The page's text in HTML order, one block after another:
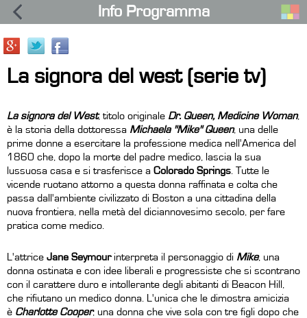
Info Programma
La signora del west (serie tv)
La signora del West, titolo originale Dr. Queen, Medicine Woman,
è la storia della dottoressa Michaela "Mike" Queen, una delle
prime donne a esercitare la professione medica nell'America del
1860 che, dopo la morte del padre medico, lascia la sua
lussuosa casa e si trasferisce a Colorado Springs . Tutte le
vicende ruotano attorno a questa donna raffinata e colta che
passa dall'ambiente civilizzato di Boston a una cittadina della
nuova frontiera, nella metà del diciannovesimo secolo, per fare
pratica come medico.
L'attrice Jane Seymour interpreta il personaggio di Mike, una
donna ostinata e con idee liberali e progressiste che si scontrano
con il carattere duro e intollerante degli abitanti di Beacon Hill,
che rifiutano un medico donna. L'unica che le dimostra amicizia
è Charlotte Cooper, una donna che vive sola con tre figli dopo che